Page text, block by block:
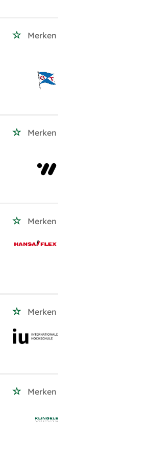
Merken
Merken
Merken
Merken
Merken